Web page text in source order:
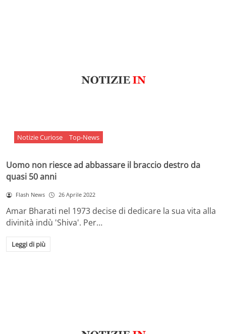
Notizie Curiose Top-News
Uomo non riesce ad abbassare il braccio destro da
quasi 50 anni
Flash News 26 Aprile 2022
Amar Bharati nel 1973 decise di dedicare la sua vita alla
divinità indù 'Shiva'. Per…
Leggi di più